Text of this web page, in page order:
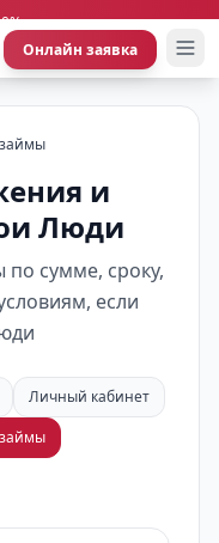
Онлайн заявка
и
Люди
сумме, сроку,
если
Личный кабинет